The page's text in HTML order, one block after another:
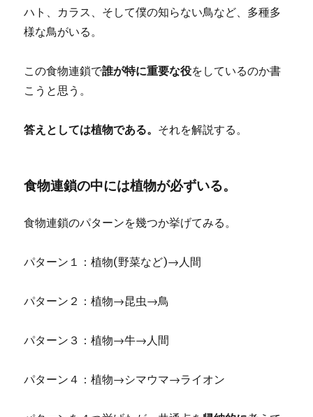
ハト、カラス、そして僕の知らない鳥など、多種多
様な鳥がいる。
この食物連鎖で誰が特に重要な役をしているのか書
こうと思う。
答えとしては植物である。 それを解説する。
食物連鎖の中には植物が必ずいる。
食物連鎖のパターンを幾つか挙げてみる。
パターン１：植物(野菜など)→人間
パターン２：植物→昆虫→鳥
パターン３：植物→牛→人間
パターン４：植物→シマウマ→ライオン